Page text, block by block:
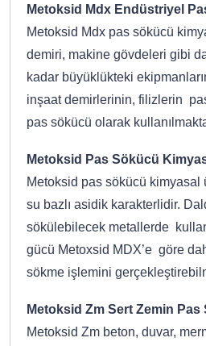
Metoksid Mdx Endüstriyel
Metoksid Mdx pas sökücü
demiri, makine gövdeleri gibi
kadar büyüklükteki
inşaat demirlerinin, filizlerin
pas sökücü olarak
Metoksid Pas Sökücü
Metoksid pas sökücü kimyasal
su bazlı asidik karakterlidir.
sökülebilecek metallerde
gücü Metoxsid MDX’e göre
sökme işlemini
Metoksid Zm Sert Zemin Pas
Metoksid Zm beton, duvar,